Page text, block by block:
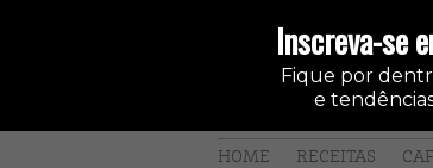
Inscreva-se
Fique por
e
HOME RECEITAS